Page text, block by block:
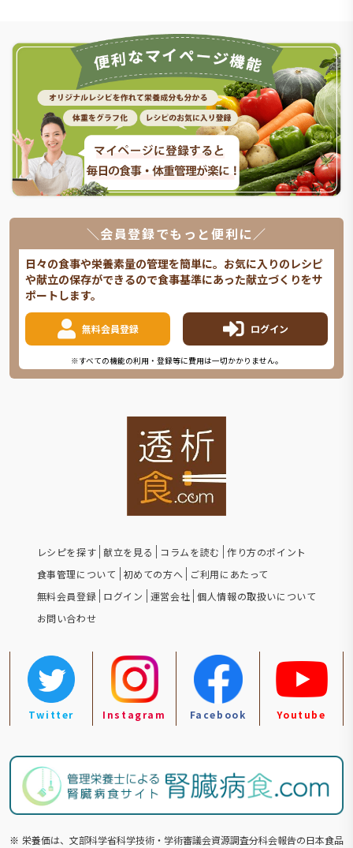
＼会員登録でもっと便利に／
日々の食事や栄養素量の管理を簡単に。お気に入りのレシピ
や献立の保存ができるので食事基準にあった献立づくりをサ
ポートします。
無料会員登録 ログイン
※すべての機能の利用・登録等に費用は一切かかりません。
レシピを探す 献立を見る コラムを読む
作り方のポイント
食事管理について
初めての方へ
ご利用にあたって
無料会員登録 ログイン 運営会社 個人情報の取扱いについて
お問い合わせ
Twitter Instagram Facebook Youtube
※ 栄養価は、文部科学省科学技術・学術審議会資源調査分科会報告の⽇本食品